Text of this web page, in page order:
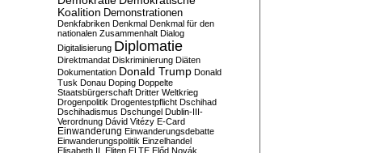
Koalition Demonstrationen
Denkfabriken Denkmal Denkmal für den
nationalen Zusammenhalt Dialog
Digitalisierung Diplomatie
Direktmandat Diskriminierung Diäten
Dokumentation Donald Trump Donald
Tusk Donau Doping Doppelte
Staatsbürgerschaft Dritter Weltkrieg
Drogenpolitik Drogentestpflicht Dschihad
Dschihadismus Dschungel Dublin-III-
Verordnung Dávid Vitézy E-Card
Einwanderung Einwanderungsdebatte
Einwanderungspolitik Einzelhandel
Elisabeth II. Eliten ELTE Előd Novák